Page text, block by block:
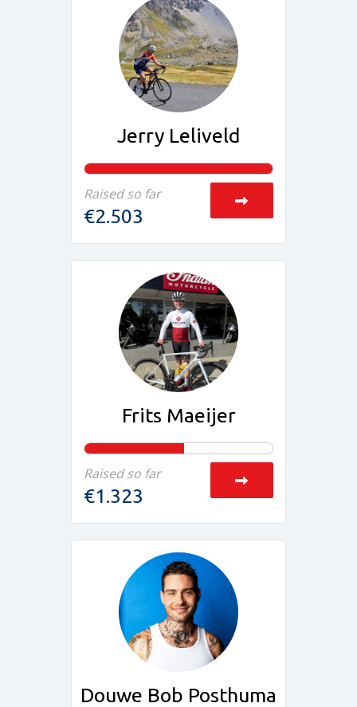
Jerry Leliveld
Raised so far
€2.503
Frits Maeijer
Raised so far
€1.323
Douwe Bob Posthuma